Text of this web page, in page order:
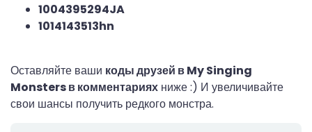
1004395294JA
1014143513hn
Оставляйте ваши коды друзей в My Singing
Monsters в комментариях ниже :) И увеличивайте
свои шансы получить редкого монстра.